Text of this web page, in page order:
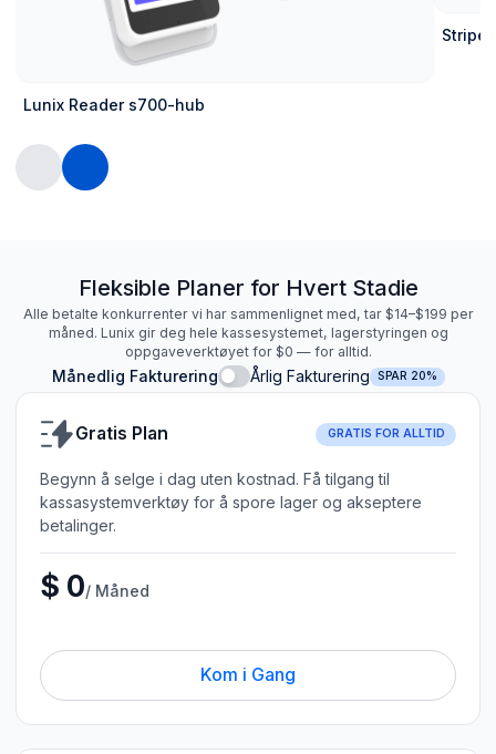
Lunix Reader s700-hub
Stripe
Fleksible Planer for Hvert Stadie
Alle betalte konkurrenter vi har sammenlignet med, tar $14–$199 per
måned. Lunix gir deg hele kassesystemet, lagerstyringen og
oppgaveverktøyet for $0 — for alltid.
Månedlig Fakturering Årlig Fakturering SPAR 20%
Gratis Plan GRATIS FOR ALLTID
Begynn å selge i dag uten kostnad. Få tilgang til
kassasystemverktøy for å spore lager og akseptere
betalinger.
$ 0/ Måned
Kom i Gang